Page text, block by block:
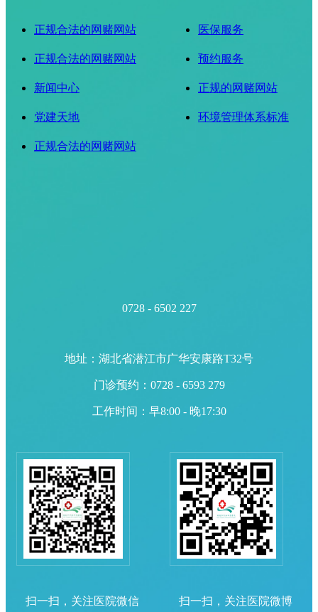
正规合法的网赌网站
正规合法的网赌网站
新闻中心
党建天地
正规合法的网赌网站
医保服务
预约服务
正规的网赌网站
环境管理体系标准
0728 - 6502 227
地址：湖北省潜江市广华安康路T32号
门诊预约：0728 - 6593 279
工作时间：早8:00 - 晚17:30
扫一扫，关注医院微信 扫一扫，关注医院微博